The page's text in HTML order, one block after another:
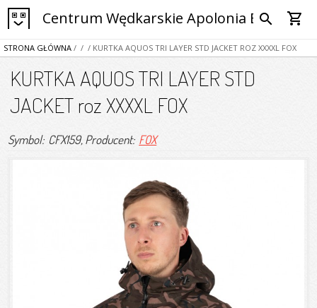
Centrum Wędkarskie Apolonia Bytom
search shopping_cart
STRONA GŁÓWNA / / / KURTKA AQUOS TRI LAYER STD JACKET ROZ XXXXL FOX
KURTKA AQUOS TRI LAYER STD
JACKET roz XXXXL FOX
Symbol: CFX159, Producent: FOX